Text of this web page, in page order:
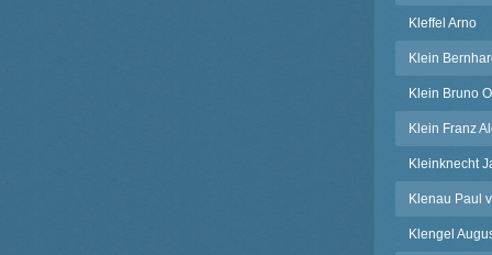
Kleffel Arno
Klein
Klein Bruno
Klein Franz
Kleinknecht
Klenau Paul
Klengel